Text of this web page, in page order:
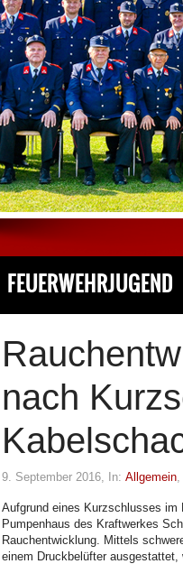
FEUERWEHRJUGEND
nach
9. September 2016, In: Allgemein,
Aufgrund eines Kurzschlusses im
Pumpenhaus des Kraftwerkes
Rauchentwicklung. Mittels
einem Druckbelüfter ausgestattet,